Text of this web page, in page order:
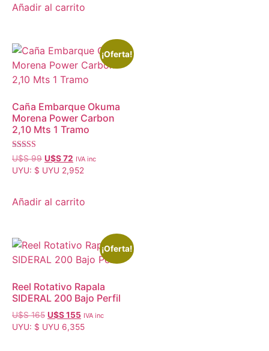
Añadir al carrito
¡Oferta!
Caña Embarque Okuma
Morena Power Carbon
2,10 Mts 1 Tramo
Valorado con
5.00
de 5
U$S99 U$S72 IVA inc
UYU: $ UYU 2,952
Añadir al carrito
¡Oferta!
Reel Rotativo Rapala
SIDERAL 200 Bajo Perfil
U$S165 U$S155 IVA inc
UYU: $ UYU 6,355